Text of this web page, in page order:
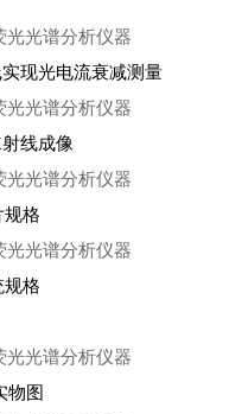
现光电流衰减测量
线成像
规格
规格
物图